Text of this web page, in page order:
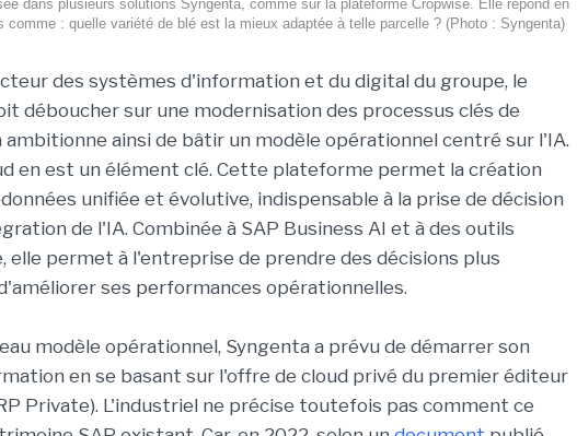
dans plusieurs solutions Syngenta, comme sur la plateforme Cropwise. Elle répond en
comme : quelle variété de blé est la mieux adaptée à telle parcelle ? (Photo : Syngenta)
des systèmes d'information et du digital du groupe, le
déboucher sur une modernisation des processus clés de
ambitionne ainsi de bâtir un modèle opérationnel centré sur l'IA.
en est un élément clé. Cette plateforme permet la création
unifiée et évolutive, indispensable à la prise de décision
de l'IA. Combinée à SAP Business AI et à des outils
elle permet à l'entreprise de prendre des décisions plus
ses performances opérationnelles.
modèle opérationnel, Syngenta a prévu de démarrer son
en se basant sur l'offre de cloud privé du premier éditeur
Private). L'industriel ne précise toutefois pas comment ce